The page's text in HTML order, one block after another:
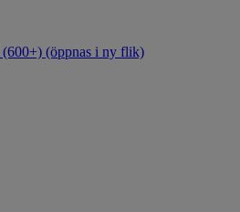
(600+) (öppnas i ny flik)